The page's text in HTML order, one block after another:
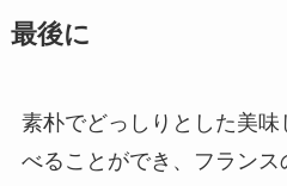
最後に
素朴でどっしりとした美
べることができ、
フランス